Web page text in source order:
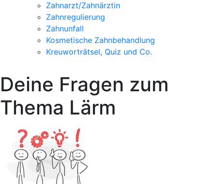
Zahnarzt/Zahnärztin
Zahnregulierung
Zahnunfall
Kosmetische Zahnbehandlung
Kreuworträtsel, Quiz und Co.
Deine Fragen zum
Thema Lärm